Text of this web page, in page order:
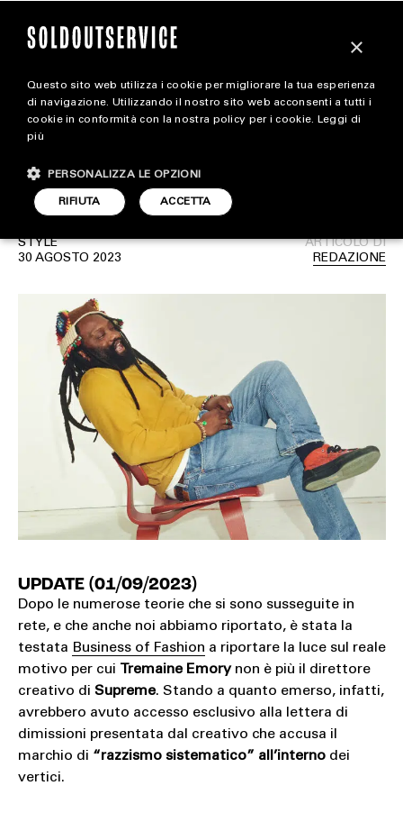
magazine
STYLE
FOOTWEAR
Tremaine Emory non è
più il direttore creativo di
Supreme
STYLE
30 AGOSTO 2023
ARTICOLO DI
REDAZIONE
UPDATE (01/09/2023)
Dopo le numerose teorie che si sono susseguite in
rete, e che anche noi abbiamo riportato, è stata la
testata Business of Fashion a riportare la luce sul reale
motivo per cui
Tremaine Emorynon è più il direttore
creativo di Supreme. Stando a quanto emerso, infatti,
avrebbero avuto accesso esclusivo alla lettera di
dimissioni presentata dal creativo che accusa il
marchio di “razzismo sistematico” all’interno dei
vertici.
×
Questo sito web utilizza i cookie per migliorare la tua esperienza
di navigazione. Utilizzando il nostro sito web acconsenti a tutti i
cookie in conformità con la nostra policy per i cookie. Leggi di
più
ACCETTA
RIFIUTA
PERSONALIZZA LE OPZIONI